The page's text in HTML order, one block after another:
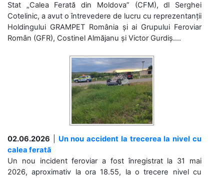
Stat „Calea Ferată din Moldova” (CFM), dl Serghei
Cotelinic, a avut o întrevedere de lucru cu reprezentanții
Holdingului GRAMPET România și ai Grupului Feroviar
Român (GFR), Costinel Almăjanu și Victor Gurdiș....
02.06.2026
Un nou accident la trecerea la nivel cu
calea ferată
Un nou incident feroviar a fost înregistrat la 31 mai
2026, aproximativ la ora 18.55, la o trecere nivel cu